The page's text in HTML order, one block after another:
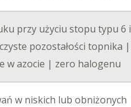
przy użyciu stopu typu 6 i
pozostałości topnika |
w azocie | zero halogenu
w niskich lub obniżonych